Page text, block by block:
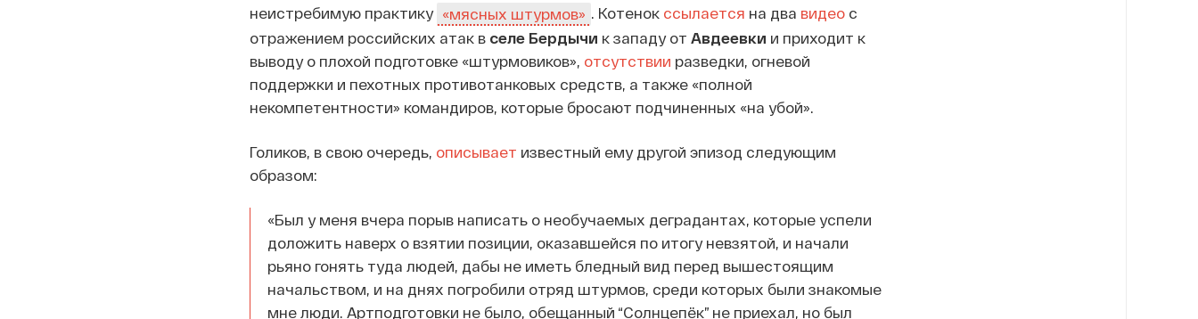
неистребимую практику «мясных штурмов» . Котенок ссылается на два видеос
отражением российских атак в селе Бердычи к западу от Авдеевки и приходит к
выводу о плохой подготовке «штурмовиков», отсутствии разведки, огневой
поддержки и пехотных противотанковых средств, а также «полной
некомпетентности» командиров, которые бросают подчиненных «на убой».
Голиков, в свою очередь, описывает известный ему другой эпизод следующим
образом:
«Был у меня вчера порыв написать о необучаемых деградантах, которые успели
доложить наверх о взятии позиции, оказавшейся по итогу невзятой, и начали
рьяно гонять туда людей, дабы не иметь бледный вид перед вышестоящим
начальством, и на днях погробили отряд штурмов, среди которых были знакомые
мне люди. Артподготовки не было, обещанный “Солнцепёк” не приехал, но был